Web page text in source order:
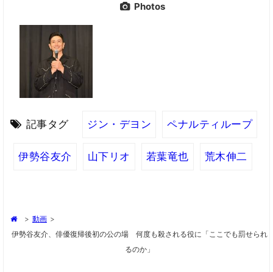
Photos
記事タグ ジン・デヨン ペナルティループ
伊勢谷友介 山下リオ 若葉竜也 荒木伸二
> 動画 >
伊勢谷友介、俳優復帰後初の公の場 何度も殺される役に「ここでも罰せられ
るのか」